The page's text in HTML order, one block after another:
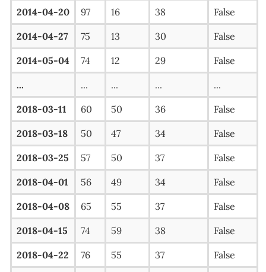
2014-04-20 97 16 38 False
2014-04-27 75 13 30 False
2014-05-04 74 12 29 False
... ... ... ... ...
2018-03-11 60 50 36 False
2018-03-18 50 47 34 False
2018-03-25 57 50 37 False
2018-04-01 56 49 34 False
2018-04-08 65 55 37 False
2018-04-15 74 59 38 False
2018-04-22 76 55 37 False